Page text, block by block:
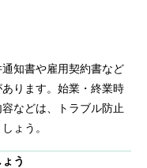
知書や雇用契約書など
ります。始業・終業時
などは、トラブル防止
ょう。
う